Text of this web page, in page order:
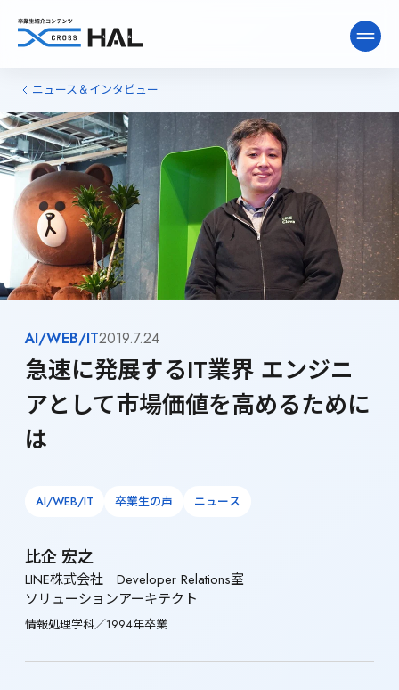
ニュース&インタビュー
卒業生ライブラリー
卒業生向け情報
ニュース＆インタビュー
AI/WEB/IT2019.7.24
急速に発展するIT業界 エンジニ
アとして市場価値を高めるために
は
AI/WEB/IT 卒業生の声 ニュース
比企 宏之
LINE株式会社　Developer Relations室
ソリューションアーキテクト
情報処理学科／1994年卒業